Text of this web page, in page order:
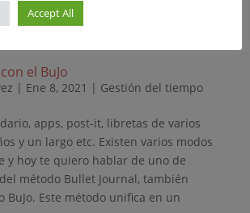
el BuJo
| Ene 8, 2021 | Gestión del tiempo
apps, post-it, libretas de varios
y un largo etc. Existen varios modos
y hoy te quiero hablar de uno de
método Bullet Journal, también
BuJo. Este método unifica en un
Accept All